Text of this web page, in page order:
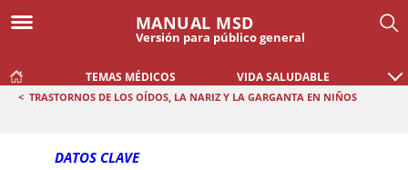
MANUAL MSD
Versión para público general
TEMAS MÉDICOS VIDA SALUDABLE
< TRASTORNOS DE LOS OÍDOS, LA NARIZ Y LA GARGANTA EN NIÑOS
DATOS CLAVE